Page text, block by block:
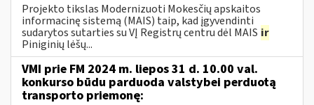
Projekto tikslas Modernizuoti Mokesčių apskaitos
informacinę sistemą (MAIS) taip, kad įgyvendinti
sudarytos sutarties su VĮ Registrų centru dėl MAIS ir
Piniginių lėšų...
VMI prie FM 2024 m. liepos 31 d. 10.00 val.
konkurso būdu parduoda valstybei perduotą
transporto priemonę: